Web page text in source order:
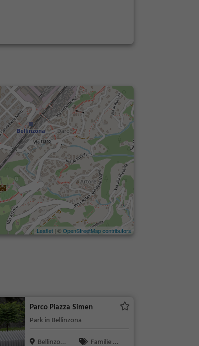
Leaflet | ©OpenStreetMap contributors
Parco Piazza Simen
Park in Bellinzona
Bellinzon
Familie &